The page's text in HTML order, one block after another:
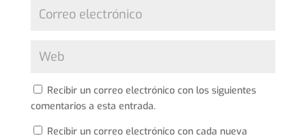
Recibir un correo electrónico con los siguientes
comentarios a esta entrada.
Recibir un correo electrónico con cada nueva